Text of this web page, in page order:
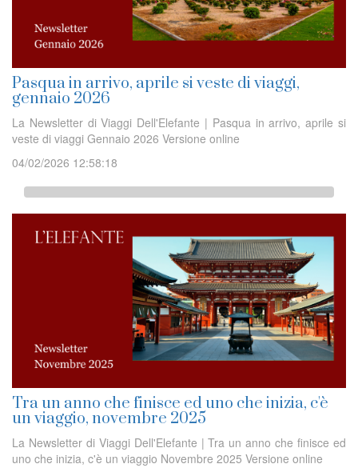
Pasqua in arrivo, aprile si veste di viaggi,
gennaio 2026
La Newsletter di Viaggi Dell'Elefante | Pasqua in arrivo, aprile si
veste di viaggi Gennaio 2026 Versione online
04/02/2026 12:58:18
Tra un anno che finisce ed uno che inizia, c'è
un viaggio, novembre 2025
La Newsletter di Viaggi Dell'Elefante | Tra un anno che finisce ed
uno che inizia, c'è un viaggio Novembre 2025 Versione online